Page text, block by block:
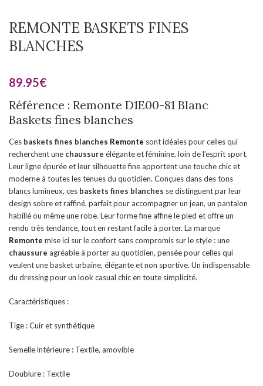
REMONTE BASKETS FINES
BLANCHES
89.95€
Référence : Remonte D1E00-81 Blanc
Baskets fines blanches
Ces baskets fines blanches Remonte sont idéales pour celles qui
recherchent une chaussure élégante et féminine, loin de l’esprit sport.
Leur ligne épurée et leur silhouette fine apportent une touche chic et
moderne à toutes les tenues du quotidien. Conçues dans des tons
blancs lumineux, ces baskets fines blanches se distinguent par leur
design sobre et raffiné, parfait pour accompagner un jean, un pantalon
habillé ou même une robe. Leur forme fine affine le pied et offre un
rendu très tendance, tout en restant facile à porter. La marque
Remonte mise ici sur le confort sans compromis sur le style : une
chaussure agréable à porter au quotidien, pensée pour celles qui
veulent une basket urbaine, élégante et non sportive. Un indispensable
du dressing pour un look casual chic en toute simplicité.
Caractéristiques :
Tige : Cuir et synthétique
Semelle intérieure : Textile, amovible
Doublure : Textile